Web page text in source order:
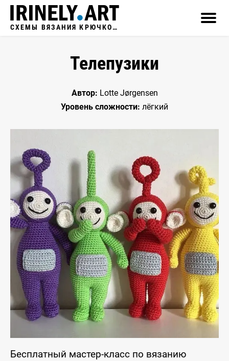
СХЕМЫ ВЯЗАНИЯ КРЮЧКОМ
Телепузики
Автор: Lotte Jørgensen
Уровень сложности: лёгкий
Бесплатный мастер-класс по вязанию